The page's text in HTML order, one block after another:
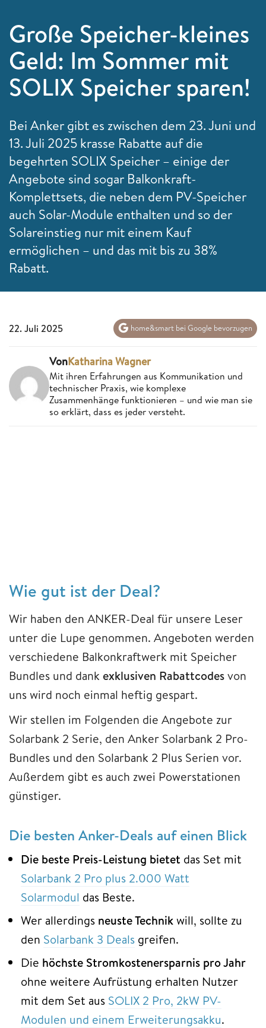
Große Speicher-kleines
Geld: Im Sommer mit
SOLIX Speicher sparen!
Bei Anker gibt es zwischen dem 23. Juni und
13. Juli 2025 krasse Rabatte auf die
begehrten SOLIX Speicher – einige der
Angebote sind sogar Balkonkraft-
Komplettsets, die neben dem PV-Speicher
auch Solar-Module enthalten und so der
Solareinstieg nur mit einem Kauf
ermöglichen – und das mit bis zu 38%
Rabatt.
22. Juli 2025 home&smart bei Google bevorzugen
VonKatharina Wagner
Mit ihren Erfahrungen aus Kommunikation und
technischer Praxis, wie komplexe
Zusammenhänge funktionieren – und wie man sie
so erklärt, dass es jeder versteht.
Wie gut ist der Deal?
Wir haben den ANKER-Deal für unsere Leser
unter die Lupe genommen. Angeboten werden
verschiedene Balkonkraftwerk mit Speicher
Bundles und dank exklusiven Rabattcodesvon
uns wird noch einmal heftig gespart.
Wir stellen im Folgenden die Angebote zur
Solarbank 2 Serie, den Anker Solarbank 2 Pro-
Bundles und den Solarbank 2 Plus Serien vor.
Außerdem gibt es auch zwei Powerstationen
günstiger.
Die besten Anker-Deals auf einen Blick
Die beste Preis-Leistung bietet das Set mit
Solarbank 2 Pro plus 2.000 Watt
Solarmodul das Beste.
Wer allerdings neuste Technikwill, sollte zu
den Solarbank 3 Deals greifen.
Die höchste Stromkostenersparnis pro Jahr
ohne weitere Aufrüstung erhalten Nutzer
mit dem Set aus SOLIX 2 Pro, 2kW PV-
Modulen und einem Erweiterungsakku.